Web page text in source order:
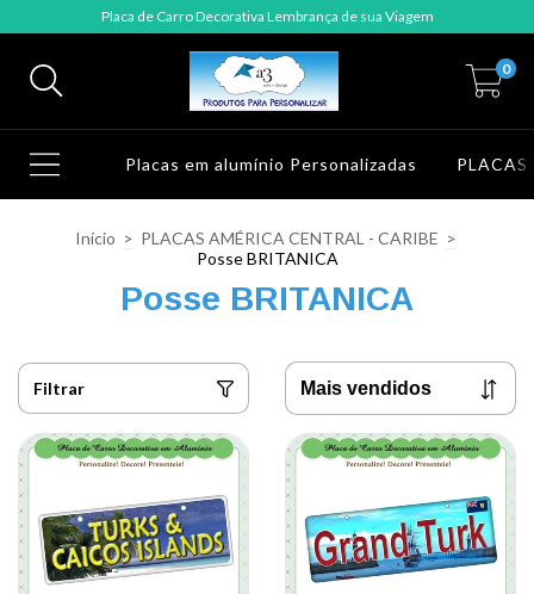
Placa de Carro Decorativa Lembrança de sua Viagem
0
Placas em alumínio Personalizadas PLACAS
Início > PLACAS AMÉRICA CENTRAL - CARIBE >
Posse BRITANICA
Posse BRITANICA
Filtrar